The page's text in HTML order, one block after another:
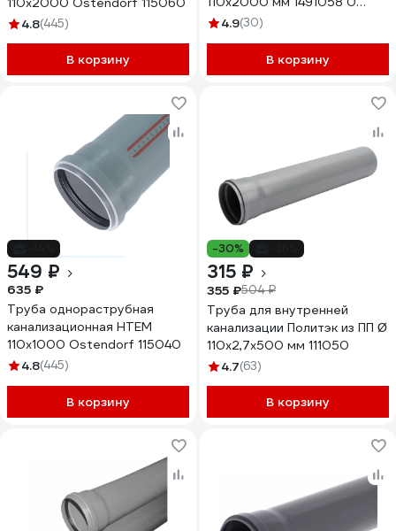
4.8(445)
В корзину
5983
4.9(30)
В корзину
549 ₽
635 ₽
Труба однораструбная
канализационная HTEM
110х1000 Ostendorf 115040
4.8(445)
В корзину
-30%
315 ₽
355 ₽504 ₽
Труба для внутренней
канализации Политэк из ПП Ø
110x2,7x500 мм 111050
4.7(63)
В корзину